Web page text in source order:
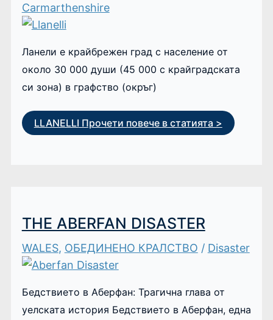
Carmarthenshire
Ланели е крайбрежен град с население от
около 30 000 души (45 000 с крайградската
си зона) в графство (окръг)
LLANELLI Прочети повече в статията >
THE ABERFAN DISASTER
WALES, ОБЕДИНЕНО КРАЛСТВО / Disaster
Бедствието в Аберфан: Трагична глава от
уелската история Бедствието в Аберфан, една